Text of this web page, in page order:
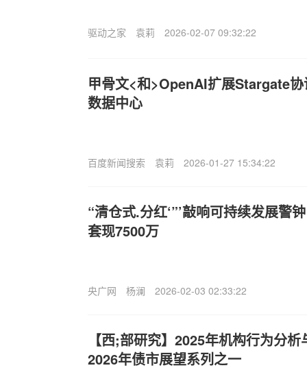
驱动之家 袁莉 2026-02-07 09:32:22
甲骨文<和>OpenAI扩展Stargate
数据中心
百度新闻搜索 袁莉 2026-01-27 15:34:22
“清仓式.分红‘”’敲响可持续发展警
套现7500万
央广网 杨澜 2026-02-03 02:33:22
【西;部研究】2025年机构行为分
2026年债市展望系列之一